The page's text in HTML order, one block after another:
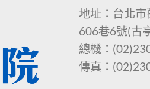
地址：台北
606巷6號(古
總機：
傳真：